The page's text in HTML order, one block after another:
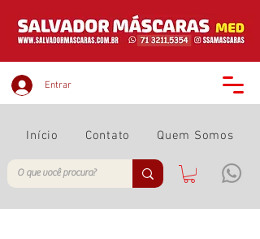
Início Contato Quem Somos
Entrar